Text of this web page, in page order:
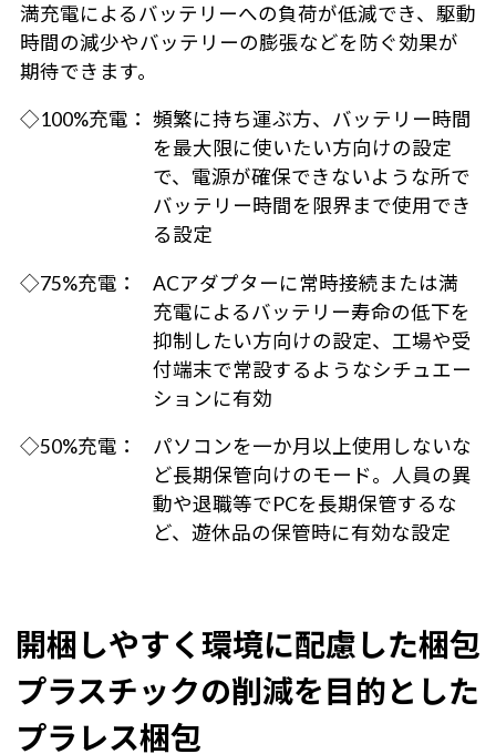
満充電によるバッテリーへの負荷が低減でき、駆動
時間の減少やバッテリーの膨張などを防ぐ効果が
期待できます。
◇100%充電： 頻繁に持ち運ぶ方、バッテリー時間
を最大限に使いたい方向けの設定
で、電源が確保できないような所で
バッテリー時間を限界まで使用でき
る設定
◇75%充電：
ACアダプターに常時接続または満
充電によるバッテリー寿命の低下を
抑制したい方向けの設定、工場や受
付端末で常設するようなシチュエー
ションに有効
◇50%充電：
パソコンを一か月以上使用しないな
ど長期保管向けのモード。人員の異
動や退職等でPCを長期保管するな
ど、遊休品の保管時に有効な設定
開梱しやすく環境に配慮した梱包
プラスチックの削減を目的とした
プラレス梱包